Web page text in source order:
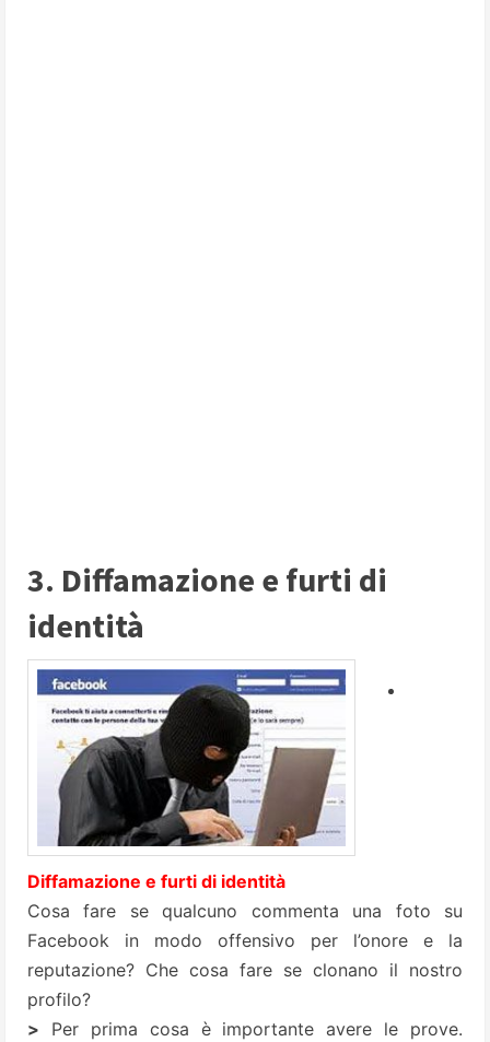
3. Diffamazione e furti di
identità
Diffamazione e furti di identità
Cosa fare se qualcuno commenta una foto su
Facebook in modo offensivo per l’onore e la
reputazione? Che cosa fare se clonano il nostro
profilo?
> Per prima cosa è importante avere le prove.